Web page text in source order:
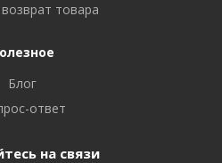
товара
Блог
ответ
на связи